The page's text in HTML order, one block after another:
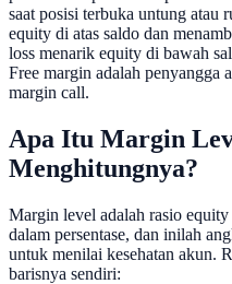
saat posisi terbuka untung atau
equity di atas saldo dan
loss menarik equity di bawah
Free margin adalah penyangga
margin call.
Apa Itu Margin
Menghitungnya?
Margin level adalah rasio
dalam persentase, dan inilah
untuk menilai kesehatan akun.
barisnya sendiri: